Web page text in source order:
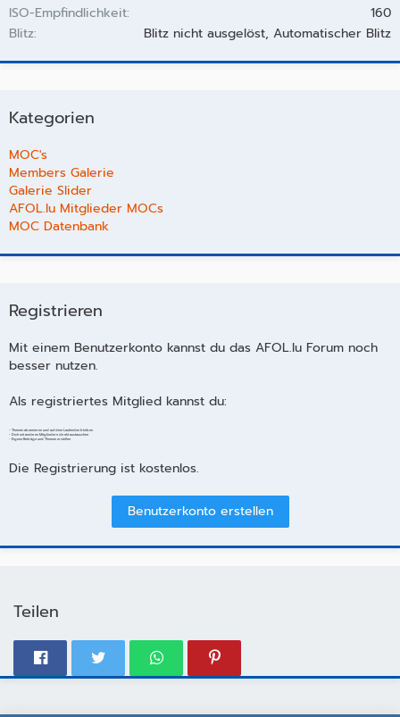
ISO-Empfindlichkeit
160
Blitz
Blitz nicht ausgelöst, Automatischer Blitz
Kategorien
MOC's
Members Galerie
Galerie Slider
AFOL.lu Mitglieder MOCs
MOC Datenbank
Registrieren
Mit einem Benutzerkonto kannst du das AFOL.lu Forum noch
besser nutzen.
Als registriertes Mitglied kannst du:
- Themen abonnieren und auf dem Laufenden bleiben
- Dich mit anderen Mitgliedern direkt austauschen
- Eigene Beiträge und Themen erstellen
Die Registrierung ist kostenlos.
Benutzerkonto erstellen
Teilen